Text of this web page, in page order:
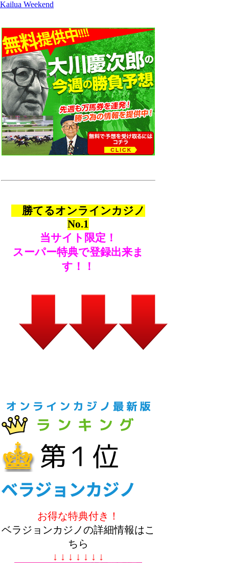
Kailua Weekend
勝てるオンラインカジノ
No.1
当サイト限定！
スーパー特典で登録出来ま
す！！
お得な特典付き！
ベラジョンカジノの詳細情報はこ
ちら
↓ ↓ ↓ ↓ ↓ ↓ ↓